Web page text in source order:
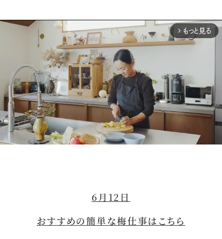
arrow_forward_ios もっと見る
6月12日
おすすめの簡単な梅仕事はこちら